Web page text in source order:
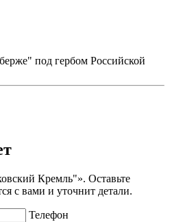
под гербом Российской
Кремль"». Оставьте
с вами и уточнит детали.
Телефон